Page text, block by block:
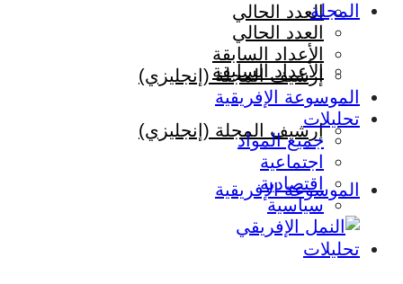
العدد الحالي
الأعداد السابقة
إرشيف المجلة (إنجليزي)
الموسوعة الإفريقية
تحليلات
المجلة
العدد الحالي
الأعداد السابقة
إرشيف المجلة (إنجليزي)
الموسوعة الإفريقية
تحليلات
جميع المواد
اجتماعية
اقتصادية
سياسية